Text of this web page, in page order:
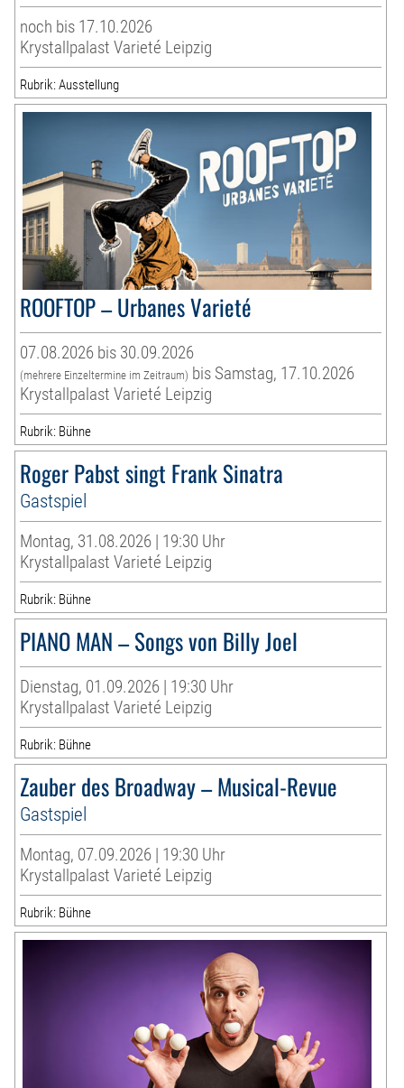
noch bis 17.10.2026
Krystallpalast Varieté Leipzig
Rubrik: Ausstellung
ROOFTOP – Urbanes Varieté
07.08.2026 bis 30.09.2026
(mehrere Einzeltermine im Zeitraum) bis Samstag, 17.10.2026
Krystallpalast Varieté Leipzig
Rubrik: Bühne
Roger Pabst singt Frank Sinatra
Gastspiel
Montag, 31.08.2026 | 19:30 Uhr
Krystallpalast Varieté Leipzig
Rubrik: Bühne
PIANO MAN – Songs von Billy Joel
Dienstag, 01.09.2026 | 19:30 Uhr
Krystallpalast Varieté Leipzig
Rubrik: Bühne
Zauber des Broadway – Musical-Revue
Gastspiel
Montag, 07.09.2026 | 19:30 Uhr
Krystallpalast Varieté Leipzig
Rubrik: Bühne